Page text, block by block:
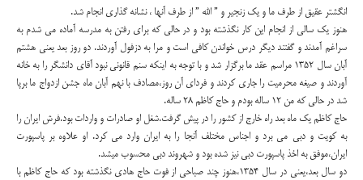
انگشتر عقیق از طرف ما و یک زنجیر و ” الله ” از طرف آنها ، نشانه گذاری انجام شد.
هنوز یک سالی از انجام این کار نگذشته بود و در حالی که برای رفتن به مدرسه آماده می شدم به
سراغم آمدند و گفتند دیگر درس خواندن کافی است و مرا به دزفول آوردند. دو روز بعد یعنی هشتم
آبان سال 1352 مراسم عقد ما برگزار شد و با توجه به اینکه سنم قانونی نبود آقای دانشگر را به خانه
آوردند و صیغه محرمیت را جاری کردند و فردای آن روز،مصادف با نهم آبان ماه جشن ازدواج ما برپا
شد در حالی که من 12 ساله بودم و حاج کاظم 28 ساله.
حاج کاظم یک ماه بعد راه خارج از کشور را در پیش گرفت.شغل او صادرات و واردات بود.فرش ایران را
به کویت و دبی می برد و اجناس مختلف آنجا را به ایران وارد می کرد. او علاوه بر پاسپورت
ایران،موفق به اخذ پاسپورت دبی نیز شده بود و شهروند دبی محسوب میشد.
دو سال بعد،یعنی در سال 1354،هنوز چند صباحی از فوت حاج هادی نگذشته بود که حاج کاظم با